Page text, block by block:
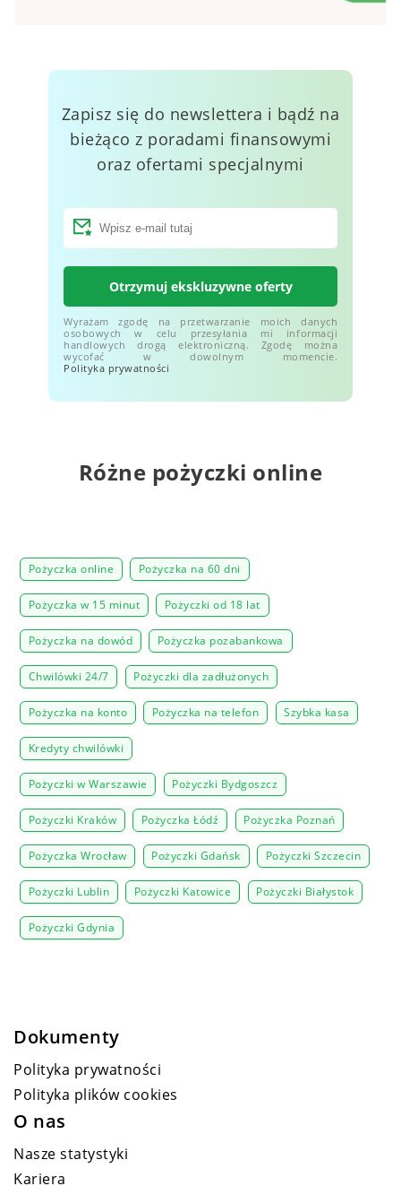
Zapisz się do newslettera i bądź na
bieżąco z poradami finansowymi
oraz ofertami specjalnymi
Otrzymuj ekskluzywne oferty
Wyrażam zgodę na przetwarzanie moich danych
osobowych w celu przesyłania mi informacji
handlowych drogą elektroniczną. Zgodę można
wycofać w dowolnym momencie.
Polityka prywatności
Różne pożyczki online
Pożyczka online Pożyczka na 60 dni
Pożyczka w 15 minut Pożyczki od 18 lat
Pożyczka na dowód Pożyczka pozabankowa
Chwilówki 24/7 Pożyczki dla zadłużonych
Pożyczka na konto Pożyczka na telefon Szybka kasa
Kredyty chwilówki
Pożyczki w Warszawie Pożyczki Bydgoszcz
Pożyczki Kraków Pożyczka Łódź Pożyczka Poznań
Pożyczka Wrocław Pożyczki Gdańsk Pożyczki Szczecin
Pożyczki Lublin Pożyczki Katowice Pożyczki Białystok
Pożyczki Gdynia
Dokumenty
Polityka prywatności
Polityka plików cookies
O nas
Nasze statystyki
Kariera